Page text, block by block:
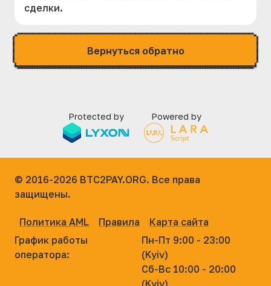
сделки.
Вернуться обратно
Protected by Powered by
© 2016-2026 BTC2PAY.ORG. Все права
защищены.
Политика AML Правила
Карта сайта
График работы
оператора:
Пн-Пт 9:00 - 23:00
(Kyiv)
Сб-Вс 10:00 - 20:00
(Kyiv)